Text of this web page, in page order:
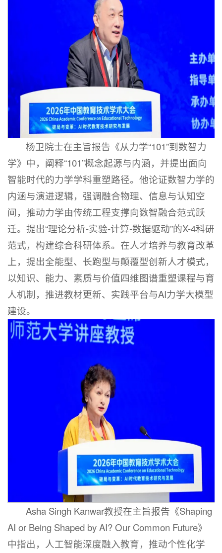
杨卫院士在主旨报告《从力学“101”到数智力
学》中，阐释“101”概念起源与内涵，并提出面向
智能时代的力学学科重塑路径。他论证数智力学的
内涵与演进逻辑，强调融合物理、信息与认知空
间，推动力学由传统工程支撑向数智融合范式跃
迁。提出“理论分析-实验-计算-数据驱动”的X-4科研
范式，构建综合科研体系。在人才培养与教育改革
上，提出全能型、长跑型与颠覆型创新人才模式，
以知识、能力、素质与价值四维图谱重塑课程与育
人机制，推进教材更新、实践平台与AI力学大模型
建设。
Asha Singh Kanwar教授在主旨报告《Shaping
AI or Being Shaped by AI? Our Common Future》
中指出，人工智能深度融入教育，推动个性化学